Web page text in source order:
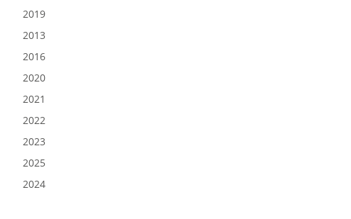
2019
2013
2016
2020
2021
2022
2023
2025
2024